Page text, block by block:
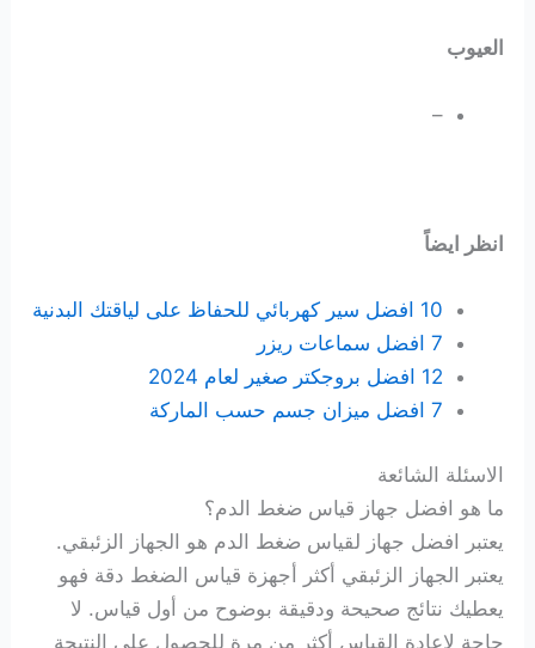
العيوب
–
انظر ايضاً
10 افضل سير كهربائي للحفاظ على لياقتك البدنية
7 افضل سماعات ريزر
12 افضل بروجكتر صغير لعام 2024
7 افضل ميزان جسم حسب الماركة
الاسئلة الشائعة
ما هو افضل جهاز قياس ضغط الدم؟
يعتبر افضل جهاز لقياس ضغط الدم هو الجهاز الزئبقي.
يعتبر الجهاز الزئبقي أكثر أجهزة قياس الضغط دقة فهو
يعطيك نتائج صحيحة ودقيقة بوضوح من أول قياس. لا
حاجة لإعادة القياس أكثر من مرة للحصول على النتيجة